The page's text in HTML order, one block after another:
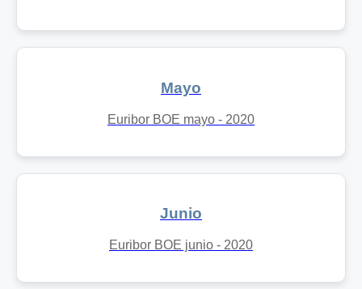
Mayo
Euribor BOE mayo - 2020
Junio
Euribor BOE junio - 2020